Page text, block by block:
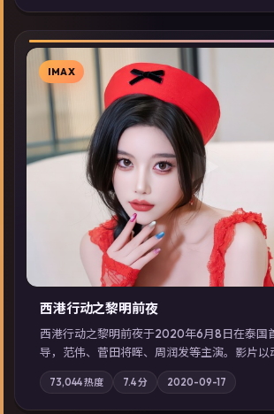
展检索同类型高分佳作，畅享高清在线追剧体
▶
IMAX
西港行动之黎明前夜
西港行动之黎明前夜于2020年6月8日在泰国
导，范伟、菅田将晖、周润发等主演。影片以
亲情与职责必须在倒计时结束前做出抉择；摄
气质；站内亦可通过「国产免费观看高清电视
索同类型高分佳作，畅享高清在线追剧体验。
73,044热度 7.4分 2020-09-17